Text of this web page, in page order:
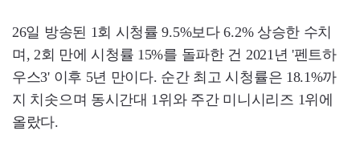
26일 방송된 1회 시청률 9.5%보다 6.2% 상승한 수치
며, 2회 만에 시청률 15%를 돌파한 건 2021년 '펜트하
우스3' 이후 5년 만이다. 순간 최고 시청률은 18.1%까
지 치솟으며 동시간대 1위와 주간 미니시리즈 1위에
올랐다.